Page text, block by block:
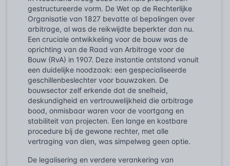
gestructureerde vorm. De Wet op de Rechterlijke
Organisatie van 1827 bevatte al bepalingen over
arbitrage, al was de reikwijdte beperkter dan nu.
Een cruciale ontwikkeling voor de bouw was de
oprichting van de Raad van Arbitrage voor de
Bouw (RvA) in 1907. Deze instantie ontstond vanuit
een duidelijke noodzaak: een gespecialiseerde
geschillenbeslechter voor bouwzaken. De
bouwsector zelf erkende dat de snelheid,
deskundigheid en vertrouwelijkheid die arbitrage
bood, onmisbaar waren voor de voortgang en
stabiliteit van projecten. Een lange en kostbare
procedure bij de gewone rechter, met alle
vertraging van dien, was simpelweg geen optie.
De legalisering en verdere verankering van